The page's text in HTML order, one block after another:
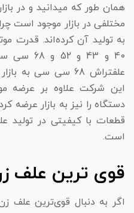
همان طور که میدانید و در
مختلفی در بازار موجود است
40 و 43
علفتراش 68 سی سی
این شرکت علاوه بر عرضه
دستگاه را نیز به بازار عرضه
قطعات با کیفیتی در تولید
است.
قوی ترین علف
اگر به دنبال قوی‌ترین علف